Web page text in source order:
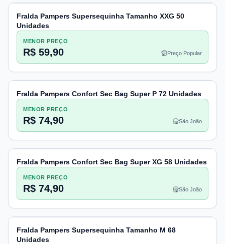
Fralda Pampers Supersequinha Tamanho XXG 50
Unidades
MENOR PREÇO
R$ 59,90 Preço Popular
Fralda Pampers Confort Sec Bag Super P 72 Unidades
MENOR PREÇO
R$ 74,90 São João
Fralda Pampers Confort Sec Bag Super XG 58 Unidades
MENOR PREÇO
R$ 74,90 São João
Fralda Pampers Supersequinha Tamanho M 68
Unidades